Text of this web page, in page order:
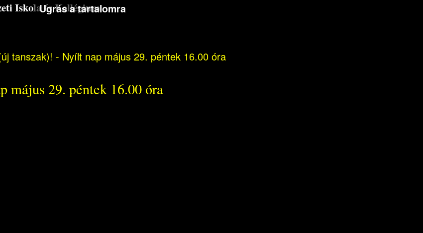
Ugrás a tartalomra
Iskola és Kollégium
tanszak)! - Nyílt nap május 29. péntek 16.00 óra
május 29. péntek 16.00 óra